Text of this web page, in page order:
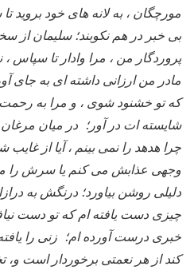
مورچگان ، به لانه های خود برويد
بی خبر در هم نکوبند؛ سليمان از
پروردگار من ، مرا وادار تا سپاس
مادر من ارزانی داشته ای به جای
که تو خشنود شوی ، و مرا به
شايسته ات در آور؛ در ميان
چرا هدهد را نمی بينم ، آيا از
وجهی عذابش می کنم يا سرش را
دليلی روشن بياورد؛ درنگش به
چيزی دست يافته ام که تو دست
خبری درست آورده ام؛ زنی را
کند از هر نعمتی برخوردار است و،